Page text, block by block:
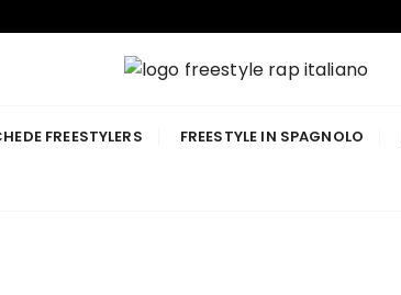
Italiano
FREESTYLERS FREESTYLE IN SPAGNOLO